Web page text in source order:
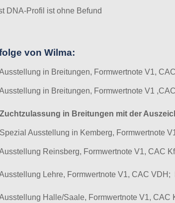
DNA-Profil ist ohne Befund
von Wilma:
in Breitungen, Formwertnote V1,
in Breitungen, Formwertnote V1
Zuchtzulassung in Breitungen mit der
Ausstellung in Kemberg, Formwertnote
Reinsberg, Formwertnote V1, CAC
Lehre, Formwertnote V1, CAC VDH;
Halle/Saale, Formwertnote V1,